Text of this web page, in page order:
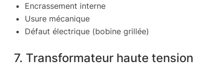
Encrassement interne
Usure mécanique
Défaut électrique (bobine grillée)
7. Transformateur haute tension